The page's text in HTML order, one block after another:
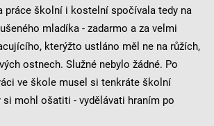
práce školní i kostelní spočívala tedy na
mladíka - zadarmo a za velmi
kterýžto ustláno měl ne na růžích,
ostnech. Služné nebylo žádné. Po
ve škole musel si tenkráte školní
si mohl ošatiti - vydělávati hraním po